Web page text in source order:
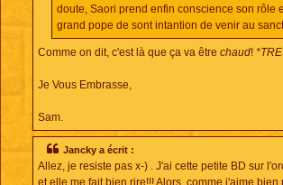
doute, Saori prend enfin conscience son rôle
grand pope de sont intantion de venir au
Comme on dit, c'est là que ça va être chaud!
Je Vous Embrasse,
Sam.
Jancky a écrit :
Allez, je resiste pas x-) . J'ai cette petite BD sur